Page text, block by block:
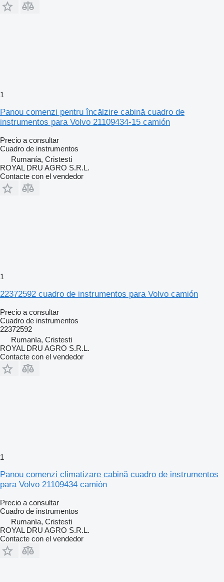
1
Panou comenzi pentru încălzire cabină cuadro de
instrumentos para Volvo 21109434-15 camión
Precio a consultar
Cuadro de instrumentos
Rumanía, Cristesti
ROYAL DRU AGRO S.R.L.
Contacte con el vendedor
1
22372592 cuadro de instrumentos para Volvo camión
Precio a consultar
Cuadro de instrumentos
22372592
Rumanía, Cristesti
ROYAL DRU AGRO S.R.L.
Contacte con el vendedor
1
Panou comenzi climatizare cabină cuadro de instrumentos
para Volvo 21109434 camión
Precio a consultar
Cuadro de instrumentos
Rumanía, Cristesti
ROYAL DRU AGRO S.R.L.
Contacte con el vendedor